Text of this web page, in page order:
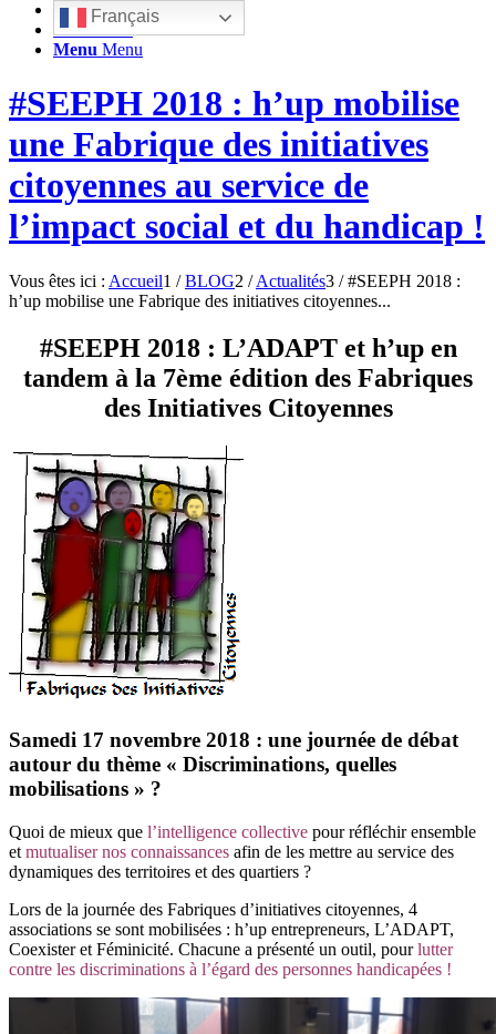
Français
Rechercher
Menu Menu
#SEEPH 2018 : h’up mobilise
une Fabrique des initiatives
citoyennes au service de
l’impact social et du handicap !
Vous êtes ici : Accueil1 / BLOG2 / Actualités3 / #SEEPH 2018 :
h’up mobilise une Fabrique des initiatives citoyennes...
#SEEPH 2018 : L’ADAPT et h’up en
tandem à la 7ème édition des Fabriques
des Initiatives Citoyennes
Samedi 17 novembre 2018 : une journée de débat
autour du thème « Discriminations, quelles
mobilisations » ?
Quoi de mieux que l’intelligence collective pour réfléchir ensemble
et mutualiser nos connaissances afin de les mettre au service des
dynamiques des territoires et des quartiers ?
Lors de la journée des Fabriques d’initiatives citoyennes, 4
associations se sont mobilisées : h’up entrepreneurs, L’ADAPT,
Coexister et Féminicité. Chacune a présenté un outil, pourlutter
contre les discriminations à l’égard des personnes handicapées !